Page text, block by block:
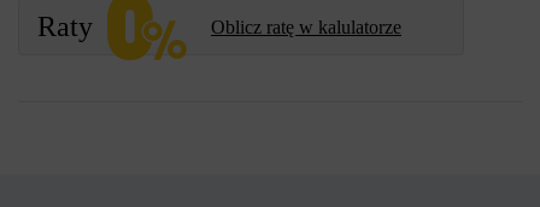
Raty Oblicz ratę w kalulatorze